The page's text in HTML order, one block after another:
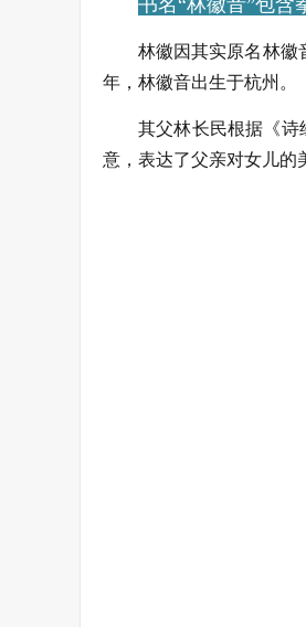
书名“林徽音”包含
林徽因其实原名林徽
年，林徽音出生于杭州。
其父林长民根据《诗
意，表达了父亲对女儿的